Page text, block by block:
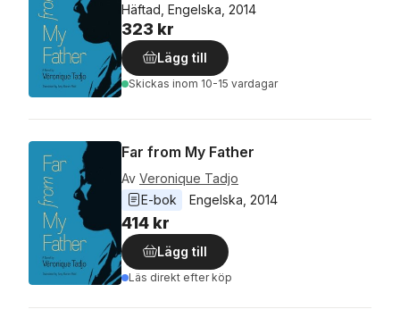
Häftad, Engelska, 2014
323 kr
Lägg till
Skickas inom 10-15 vardagar
Far from My Father
Av Veronique Tadjo
E-bok
Engelska 2014
414 kr
Lägg till
Läs direkt efter köp